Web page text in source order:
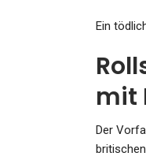
Ein
mit
Der